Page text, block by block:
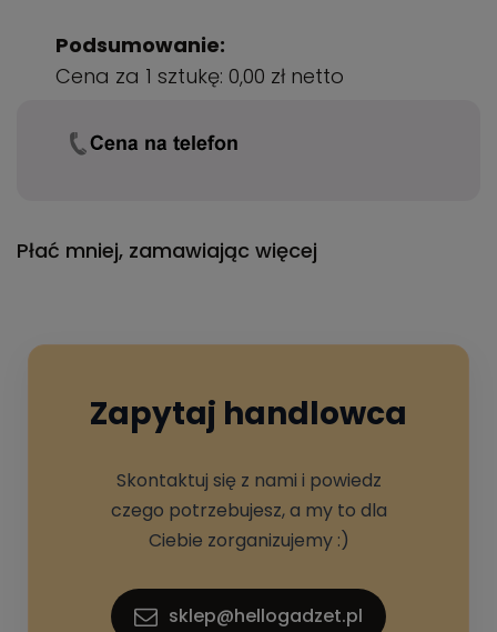
Podsumowanie:
Cena za 1 sztukę: 0,00 zł netto
Płać mniej, zamawiając więcej
Zapytaj handlowca
Skontaktuj się z nami i powiedz
czego potrzebujesz, a my to dla
Ciebie zorganizujemy :)
sklep@hellogadzet.pl